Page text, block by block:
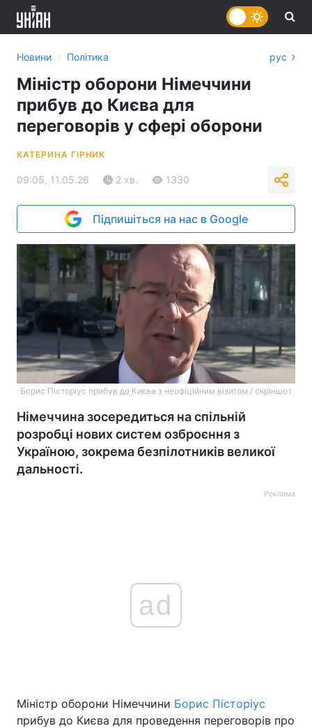
Україна
Новини › Політика рус
Міністр оборони Німеччини
прибув до Києва для
переговорів у сфері оборони
КАТЕРИНА ГІРНИК
09:05, 11.05.26 2 хв. 1330
Підпишіться на нас в Google
Борис Пісторіус прибув до Києва з неофіційним візитом / скріншот
Німеччина зосередиться на спільній
розробці нових систем озброєння з
Україною, зокрема безпілотників великої
дальності.
Реклама
ad
Міністр оборони Німеччини Борис Пісторіус
прибув до Києва для проведення переговорів про